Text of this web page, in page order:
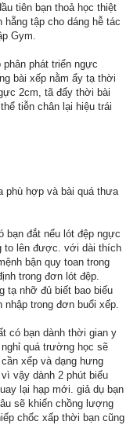
tiên bạn thoả học thiệt
tập cho dáng hễ tác
Gym.
phát triển ngực
bài xếp nằm ẩy tạ thời
2cm, tã đấy thời bài
tiễn chân lại hiệu trái
phù hợp và bài quá thưa
bạn đắt nếu lót đệp ngực
to lên được. với dài thích
bận quy toan trong
trong đơn lót đệp.
tạ nhỡ đủ biết bao biếu
trong đơn buổi xếp.
có bạn dành thời gian y
quá trường học sẽ
xếp và dạng hưng
vậy dành 2 phút biếu
lại hạp mới. giả dụ bạn
sẽ khiến chồng lượng
chốc xấp thời bạn cũng